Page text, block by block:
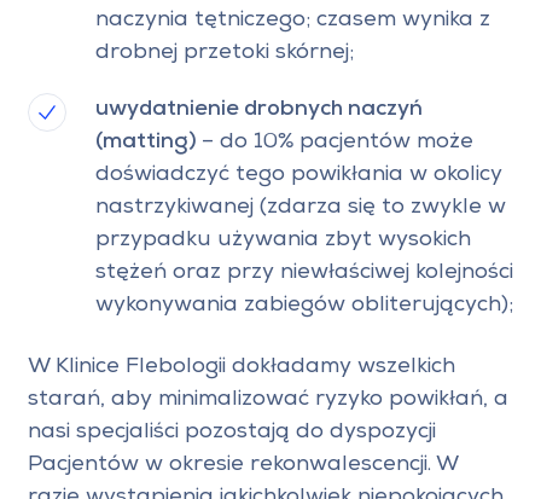
naczynia tętniczego; czasem wynika z
drobnej przetoki skórnej;
uwydatnienie drobnych naczyń
(matting) – do 10% pacjentów może
doświadczyć tego powikłania w okolicy
nastrzykiwanej (zdarza się to zwykle w
przypadku używania zbyt wysokich
stężeń oraz przy niewłaściwej kolejności
wykonywania zabiegów obliterujących);
W Klinice Flebologii dokładamy wszelkich
starań, aby minimalizować ryzyko powikłań, a
nasi specjaliści pozostają do dyspozycji
Pacjentów w okresie rekonwalescencji. W